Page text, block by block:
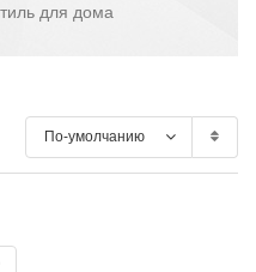
для дома
По-умолчанию